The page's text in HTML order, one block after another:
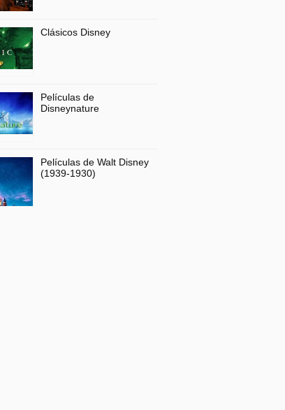
Clásicos Disney
Películas de
Disneynature
Películas de Walt Disney
(1939-1930)